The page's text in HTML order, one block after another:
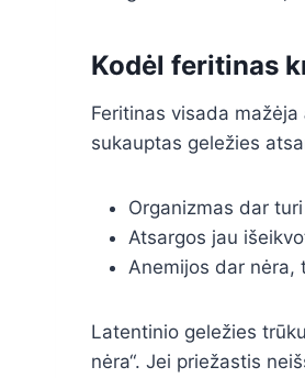
Kodėl feritinas
Feritinas visada mažėja
sukauptas geležies
Organizmas dar
Atsargos jau
Anemijos dar nėra,
Latentinio geležies
nėra“. Jei priežastis